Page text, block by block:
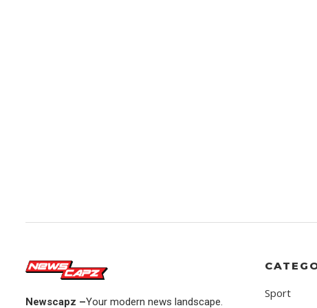
Newscapz –Your modern news landscape.
Sport